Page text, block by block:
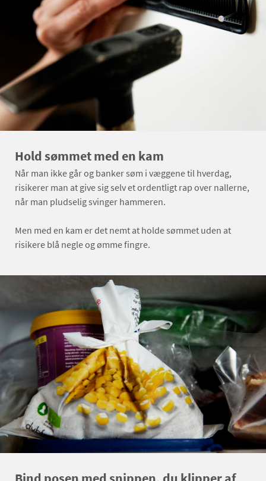
Hold sømmet med en kam
Når man ikke går og banker søm i væggene til hverdag,
risikerer man at give sig selv et ordentligt rap over nallerne,
når man pludselig svinger hammeren.
Men med en kam er det nemt at holde sømmet uden at
risikere blå negle og ømme fingre.